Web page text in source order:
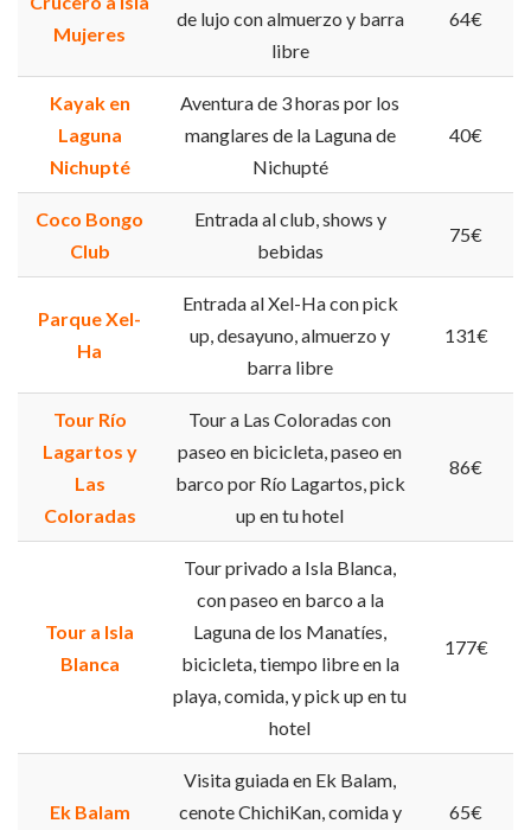
Mujeres
de lujo con almuerzo y barra
libre
64€
Kayak en
Laguna
Nichupté
Aventura de 3 horas por los
manglares de la Laguna de
Nichupté
40€
Coco Bongo
Club
Entrada al club, shows y
bebidas
75€
Parque Xel-
Ha
Entrada al Xel-Ha con pick
up, desayuno, almuerzo y
barra libre
131€
Tour Río
Lagartos y
Las
Coloradas
Tour a Las Coloradas con
paseo en bicicleta, paseo en
barco por Río Lagartos, pick
up en tu hotel
86€
Tour a Isla
Blanca
Tour privado a Isla Blanca,
con paseo en barco a la
Laguna de los Manatíes,
bicicleta, tiempo libre en la
playa, comida, y pick up en tu
hotel
177€
Ek Balam
Visita guiada en Ek Balam,
cenote ChichiKan, comida y
65€